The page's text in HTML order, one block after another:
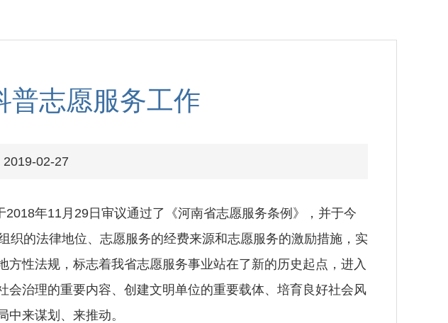
普志愿服务工作
2019-02-27
年11月29日审议通过了《河南省志愿服务条例》，并于今
的法律地位、志愿服务的经费来源和志愿服务的激励措施，实
性法规，标志着我省志愿服务事业站在了新的历史起点，进入
治理的重要内容、创建文明单位的重要载体、培育良好社会风
来谋划、来推动。